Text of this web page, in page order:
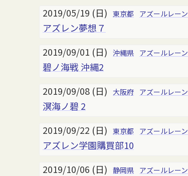
2019/05/19 (日) 東京都 アズールレーン
アズレン夢想７
2019/09/01 (日) 沖縄県 アズールレーン
碧ノ海戦 沖縄2
2019/09/08 (日) 大阪府 アズールレーン
溟海ノ碧 2
2019/09/22 (日) 東京都 アズールレーン
アズレン学園購買部10
2019/10/06 (日) 静岡県 アズールレーン